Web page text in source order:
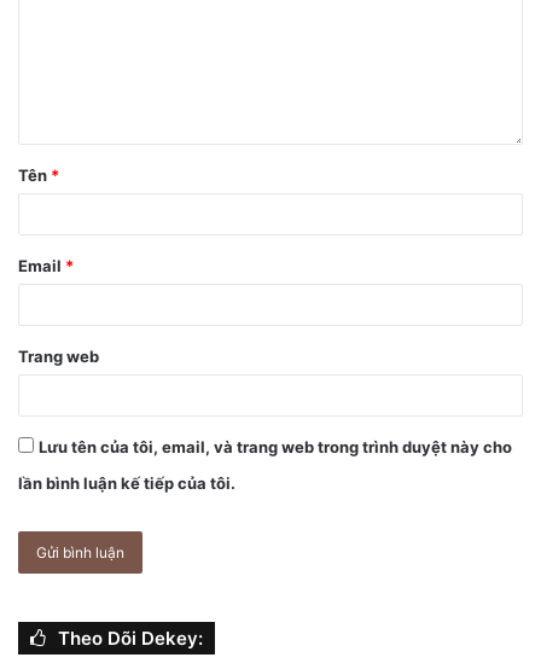
Tên *
Email *
Trang web
Lưu tên của tôi, email, và trang web trong trình duyệt này cho
lần bình luận kế tiếp của tôi.
Theo Dõi Dekey: